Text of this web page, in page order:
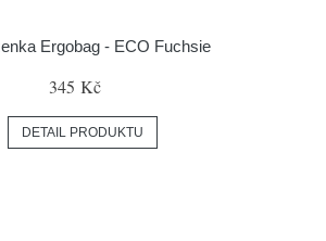
Ergobag - ECO Fuchsie
345 Kč
DETAIL PRODUKTU